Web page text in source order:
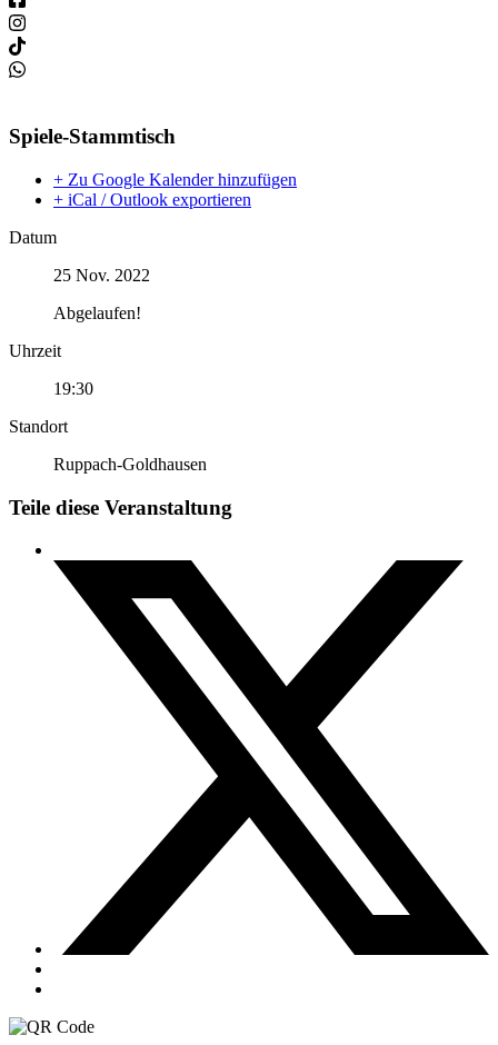
Spiele-Stammtisch
+ Zu Google Kalender hinzufügen
+ iCal / Outlook exportieren
Datum
25 Nov. 2022
Abgelaufen!
Uhrzeit
19:30
Standort
Ruppach-Goldhausen
Teile diese Veranstaltung